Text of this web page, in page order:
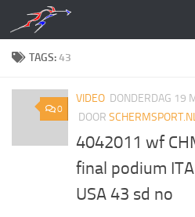
Doorgaan naar inhoud
TAGS:43
0
VIDEO DONDERDAG 19
DOOR
4042011 wf
final podium
USA 43 sd no